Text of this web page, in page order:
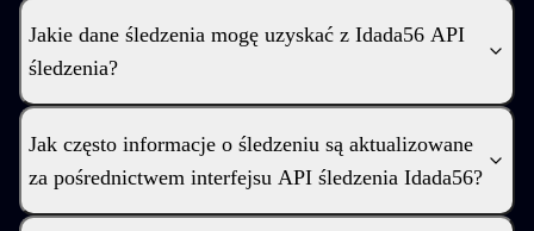
Jakie dane śledzenia mogę uzyskać z Idada56 API
śledzenia?
Jak często informacje o śledzeniu są aktualizowane
za pośrednictwem interfejsu API śledzenia Idada56?